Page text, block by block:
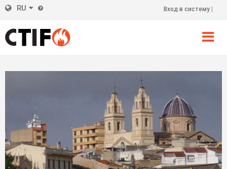
Skip
to
content
RU
Правый
колонтитул
Вход в систему